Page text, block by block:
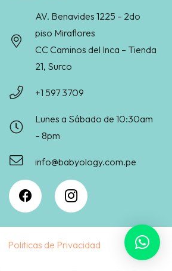
AV. Benavides 1225 – 2do
piso Miraflores
CC Caminos del Inca – Tienda
21, Surco
+1 597 3709
Lunes a Sábado de 10:30am
– 8pm
info@babyology.com.pe
Politicas de Privacidad